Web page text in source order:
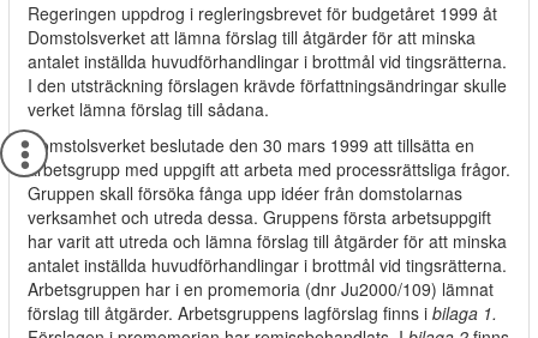
Regeringen uppdrog i regleringsbrevet för budgetåret 1999 åt
Domstolsverket att lämna förslag till åtgärder för att minska
antalet inställda huvudförhandlingar i brottmål vid tingsrätterna.
I den utsträckning förslagen krävde författningsändringar skulle
verket lämna förslag till sådana.
Domstolsverket beslutade den 30 mars 1999 att tillsätta en
arbetsgrupp med uppgift att arbeta med processrättsliga frågor.
Gruppen skall försöka fånga upp idéer från domstolarnas
verksamhet och utreda dessa. Gruppens första arbetsuppgift
har varit att utreda och lämna förslag till åtgärder för att minska
antalet inställda huvudförhandlingar i brottmål vid tingsrätterna.
Arbetsgruppen har i en promemoria (dnr Ju2000/109) lämnat
förslag till åtgärder. Arbetsgruppens lagförslag finns i bilaga 1.